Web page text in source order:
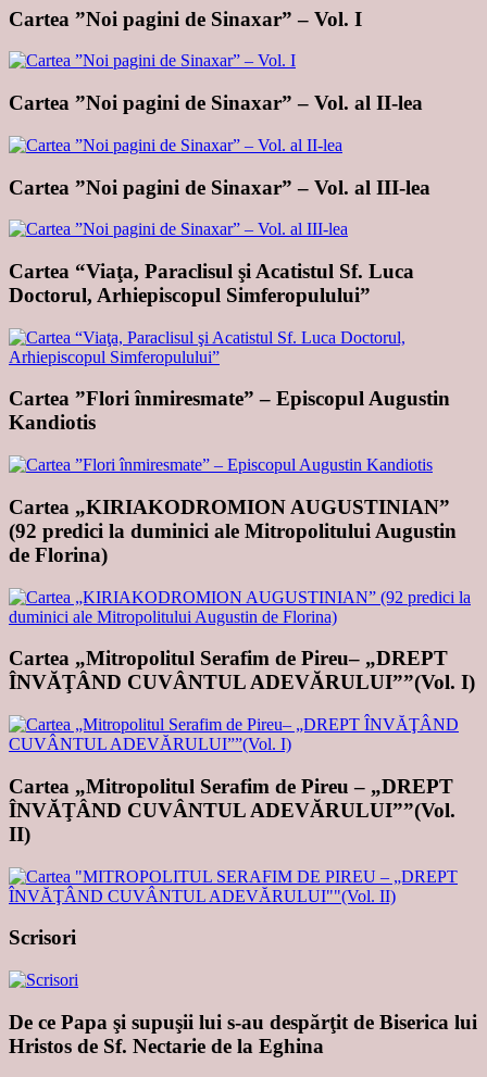
Cartea ”Noi pagini de Sinaxar” – Vol. I
Cartea ”Noi pagini de Sinaxar” – Vol. al II-lea
Cartea ”Noi pagini de Sinaxar” – Vol. al III-lea
Cartea “Viaţa, Paraclisul şi Acatistul Sf. Luca
Doctorul, Arhiepiscopul Simferopulului”
Cartea ”Flori înmiresmate” – Episcopul Augustin
Kandiotis
Cartea „KIRIAKODROMION AUGUSTINIAN”
(92 predici la duminici ale Mitropolitului Augustin
de Florina)
Cartea „Mitropolitul Serafim de Pireu– „DREPT
ÎNVĂŢÂND CUVÂNTUL ADEVĂRULUI””(Vol. I)
Cartea „Mitropolitul Serafim de Pireu – „DREPT
ÎNVĂŢÂND CUVÂNTUL ADEVĂRULUI””(Vol.
II)
Scrisori
De ce Papa şi supuşii lui s-au despărţit de Biserica lui
Hristos de Sf. Nectarie de la Eghina